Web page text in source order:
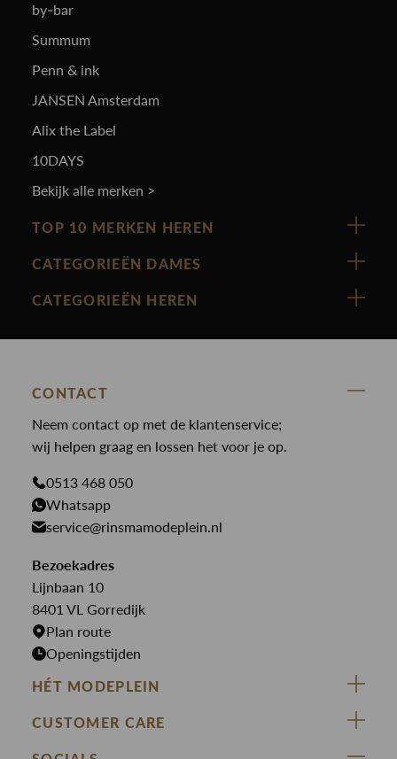
by-bar
Summum
Penn & ink
JANSEN Amsterdam
Alix the Label
10DAYS
Bekijk alle merken >
TOP 10 MERKEN HEREN
Vanguard
Cast Iron
Paul en Shark
Genti
PME Legend
Butcher of Blue
Bekijk alle merken >
CATEGORIEËN DAMES
Nieuw binnen
Blouses
Broeken
Gilets
Jassen
Jeans
Jumpsuits
Jurken
Rokken
CATEGORIEËN HEREN
Broeken
Colberts
Giftcards
Jassen
Overhemden
Truien
T-shirts
CONTACT
Neem contact op met de klantenservice;
wij helpen graag en lossen het voor je op.
0513 468 050
Whatsapp
service@rinsmamodeplein.nl
Bezoekadres
Lijnbaan 10
8401 VL Gorredijk
Plan route
Openingstijden
HÉT MODEPLEIN
ZIJ VAN RINSMA
DE HEEREN VAN RINSMA
CUSTOMER CARE